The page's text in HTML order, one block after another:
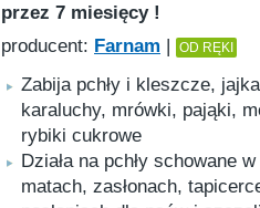
przez 7 miesięcy !
producent: Farnam OD RĘKI
Zabija pchły i kleszcze,
karaluchy, mrówki, pająki,
rybiki cukrowe
Działa na pchły schowane
matach, zasłonach,